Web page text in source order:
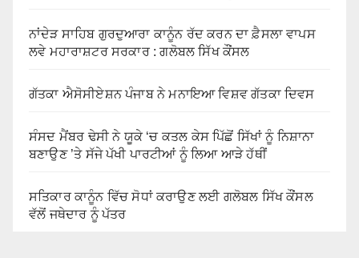
ਨਾਂਦੇੜ ਸਾਹਿਬ ਗੁਰਦੁਆਰਾ ਕਾਨੂੰਨ ਰੱਦ ਕਰਨ ਦਾ ਫ਼ੈਸਲਾ ਵਾਪਸ
ਲਵੇ ਮਹਾਰਾਸ਼ਟਰ ਸਰਕਾਰ : ਗਲੋਬਲ ਸਿੱਖ ਕੌਂਸਲ
ਗੱਤਕਾ ਐਸੋਸੀਏਸ਼ਨ ਪੰਜਾਬ ਨੇ ਮਨਾਇਆ ਵਿਸ਼ਵ ਗੱਤਕਾ ਦਿਵਸ
ਸੰਸਦ ਮੈਂਬਰ ਢੇਸੀ ਨੇ ਯੂਕੇ ‘ਚ ਕਤਲ ਕੇਸ ਪਿੱਛੋਂ ਸਿੱਖਾਂ ਨੂੰ ਨਿਸ਼ਾਨਾ
ਬਣਾਉਣ ’ਤੇ ਸੱਜੇ ਪੱਖੀ ਪਾਰਟੀਆਂ ਨੂੰ ਲਿਆ ਆੜੇ ਹੱਥੀਂ
ਸਤਿਕਾਰ ਕਾਨੂੰਨ ਵਿੱਚ ਸੋਧਾਂ ਕਰਾਉਣ ਲਈ ਗਲੋਬਲ ਸਿੱਖ ਕੌਂਸਲ
ਵੱਲੋਂ ਜਥੇਦਾਰ ਨੂੰ ਪੱਤਰ